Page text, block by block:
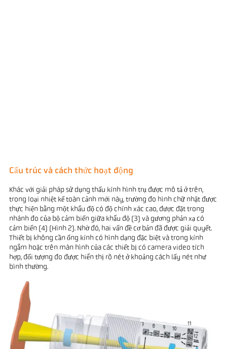
Cấu trúc và cách thức hoạt động
Khác với giải pháp sử dụng thấu kính hình trụ được mô tả ở trên,
trong loại nhiệt kế toàn cảnh mới này, trường đo hình chữ nhật được
thực hiện bằng một khẩu độ có độ chính xác cao, được đặt trong
nhánh đo của bộ cảm biến giữa khẩu độ (3) và gương phản xạ có
cảm biến (4) (Hình 2). Nhờ đó, hai vấn đề cơ bản đã được giải quyết.
Thiết bị không cần ống kính có hình dạng đặc biệt và trong kính
ngắm hoặc trên màn hình của các thiết bị có camera video tích
hợp, đối tượng đo được hiển thị rõ nét ở khoảng cách lấy nét như
bình thường.